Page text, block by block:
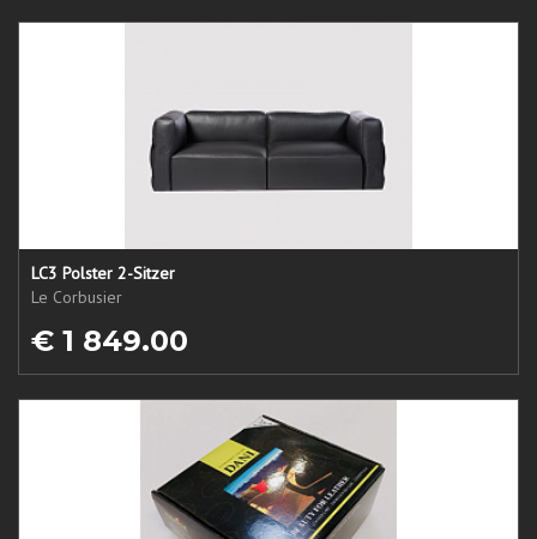
LC3 Polster 2-Sitzer
Le Corbusier
€ 1 849.00